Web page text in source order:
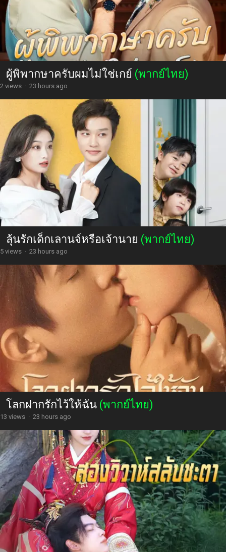
ผู้พิพากษาครับผมไม่ใช่เกย์ (พากย์ไทย)
2 views · 23 hours ago
ลุ้นรักเด็กเลานจ์หรือเจ้านาย (พากย์ไทย)
5 views · 23 hours ago
โลกฝากรักไว้ให้ฉัน (พากย์ไทย)
13 views · 23 hours ago